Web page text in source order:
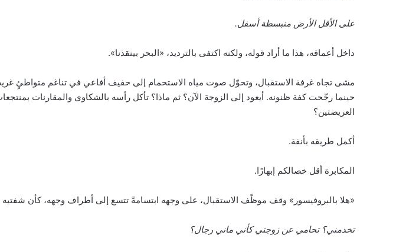
على الأقل الأرض منبسطة أسفل.
داخل أعماقه، هذا ما أراد قوله، ولكنه اكتفى بالترديد، «البحر بينقذنا».
مشى تجاه غرفة الاستقبال، وتحوّل صوت مياه الاستحمام إلى حفيف أفاعي في تناغم
حينما رجّحت كفة ظنونه. أيعود إلى الزوجة الآن؟ ثم ماذا؟ تأكل رأسه بالشكاوى والمقارنات
العريضتين؟
أكمل طريقه بأنفة.
المكابرة أقل خصالكم إبهارًا.
«هلا بالبروفيسور» وقف موظّف الاستقبال، على وجهه ابتسامةً تتسع إلى أطراف وجهه، كأن
تخدمني؟ تحامي عن زوجتي كأني ماني رجال؟